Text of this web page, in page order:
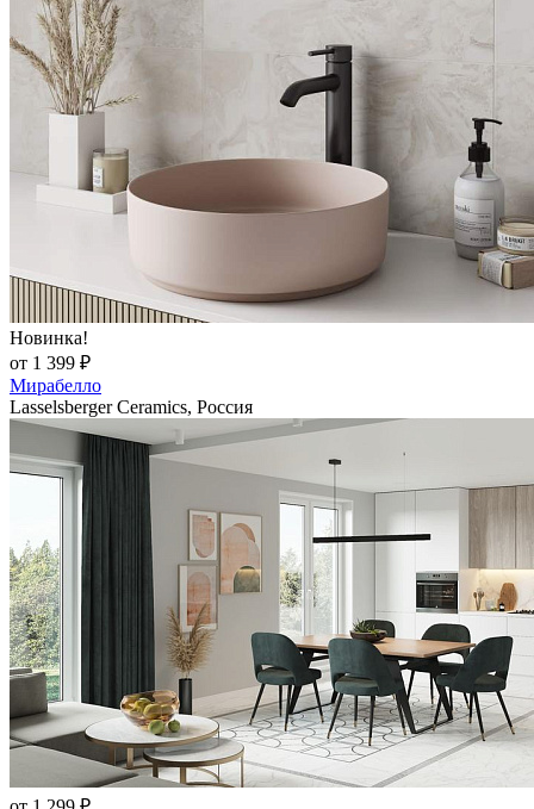
Новинка!
от 1 399 ₽
Мирабелло
Lasselsberger Ceramics, Россия